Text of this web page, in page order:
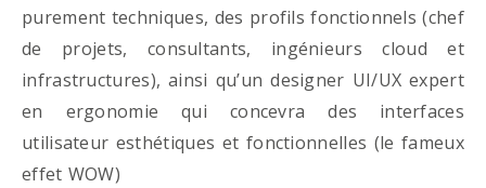
purement techniques, des profils fonctionnels (chef
de projets, consultants, ingénieurs cloud et
infrastructures), ainsi qu’un designer UI/UX expert
en ergonomie qui concevra des interfaces
utilisateur esthétiques et fonctionnelles (le fameux
effet WOW)